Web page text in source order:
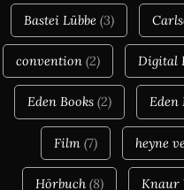
Bastei Lübbe (3)
convention (2) Digital
Eden Books (2) Eden
Film (7) heyne
Hörbuch(8) Knaur